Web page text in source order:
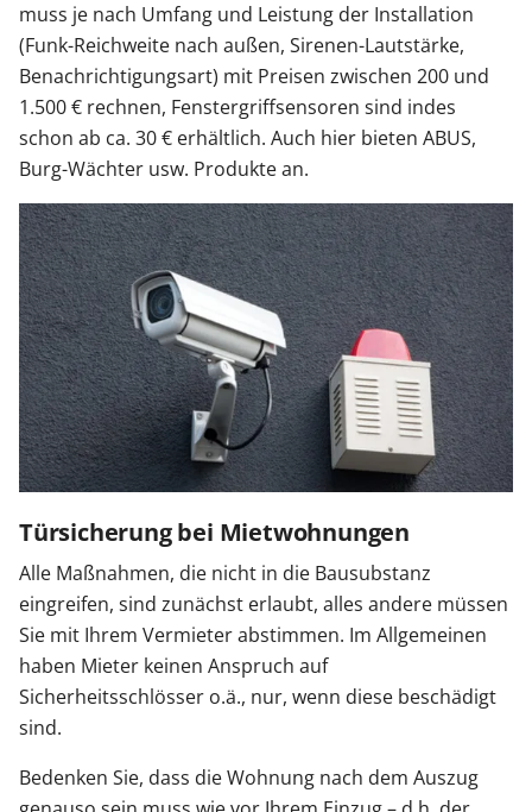
muss je nach Umfang und Leistung der Installation
(Funk-Reichweite nach außen, Sirenen-Lautstärke,
Benachrichtigungsart) mit Preisen zwischen 200 und
1.500 € rechnen, Fenstergriffsensoren sind indes
schon ab ca. 30 € erhältlich. Auch hier bieten ABUS,
Burg-Wächter usw. Produkte an.
Türsicherung bei Mietwohnungen
Alle Maßnahmen, die nicht in die Bausubstanz
eingreifen, sind zunächst erlaubt, alles andere müssen
Sie mit Ihrem Vermieter abstimmen. Im Allgemeinen
haben Mieter keinen Anspruch auf
Sicherheitsschlösser o.ä., nur, wenn diese beschädigt
sind.
Bedenken Sie, dass die Wohnung nach dem Auszug